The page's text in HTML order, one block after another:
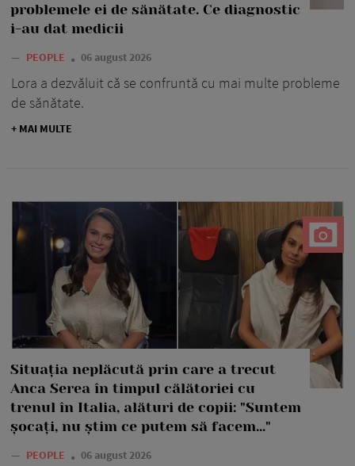
problemele ei de sănătate. Ce diagnostic
i-au dat medicii
— PEOPLE 06 august 2026
Lora a dezvăluit că se confruntă cu mai multe probleme
de sănătate.
+ MAI MULTE
Situația neplăcută prin care a trecut
Anca Serea în timpul călătoriei cu
trenul în Italia, alături de copii: "Suntem
șocați, nu știm ce putem să facem..."
— PEOPLE 06 august 2026